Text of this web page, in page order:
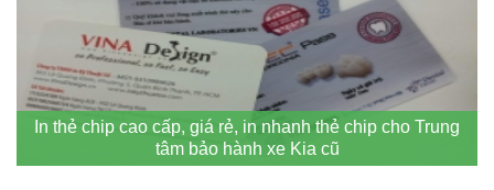
In thẻ chip cao cấp, giá rẻ, in nhanh thẻ chip cho Trung
tâm bảo hành xe Kia cũ